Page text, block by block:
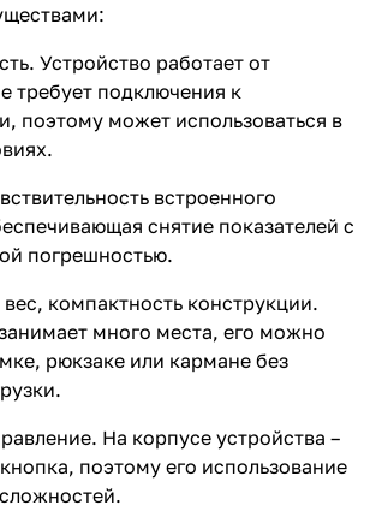
Устройство работает от
требует подключения к
поэтому может использоваться в
встроенного
снятие показателей с
погрешностью.
компактность конструкции.
много места, его можно
рюкзаке или кармане без
На корпусе устройства –
поэтому его использование